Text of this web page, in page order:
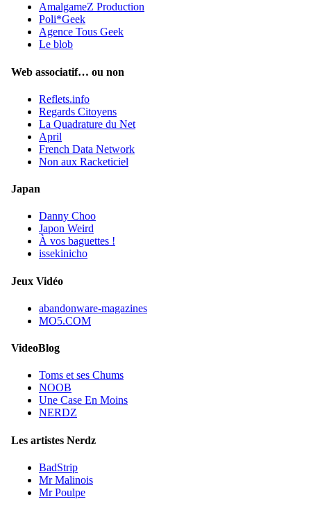
AmalgameZ Production
Poli*Geek
Agence Tous Geek
Le blob
Web associatif… ou non
Reflets.info
Regards Citoyens
La Quadrature du Net
April
French Data Network
Non aux Racketiciel
Japan
Danny Choo
Japon Weird
À vos baguettes !
issekinicho
Jeux Vidéo
abandonware-magazines
MO5.COM
VideoBlog
Toms et ses Chums
NOOB
Une Case En Moins
NERDZ
Les artistes Nerdz
BadStrip
Mr Malinois
Mr Poulpe